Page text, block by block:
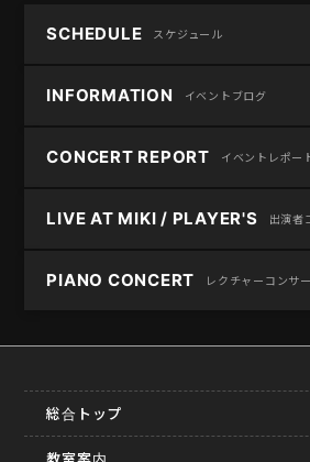
SCHEDULE スケジュール
INFORMATION イベントブログ
CONCERT REPORT イベントレポー
LIVE AT MIKI / PLAYER'S 出演者
PIANO CONCERT レクチャーコンサ
総合トップ
教室案内